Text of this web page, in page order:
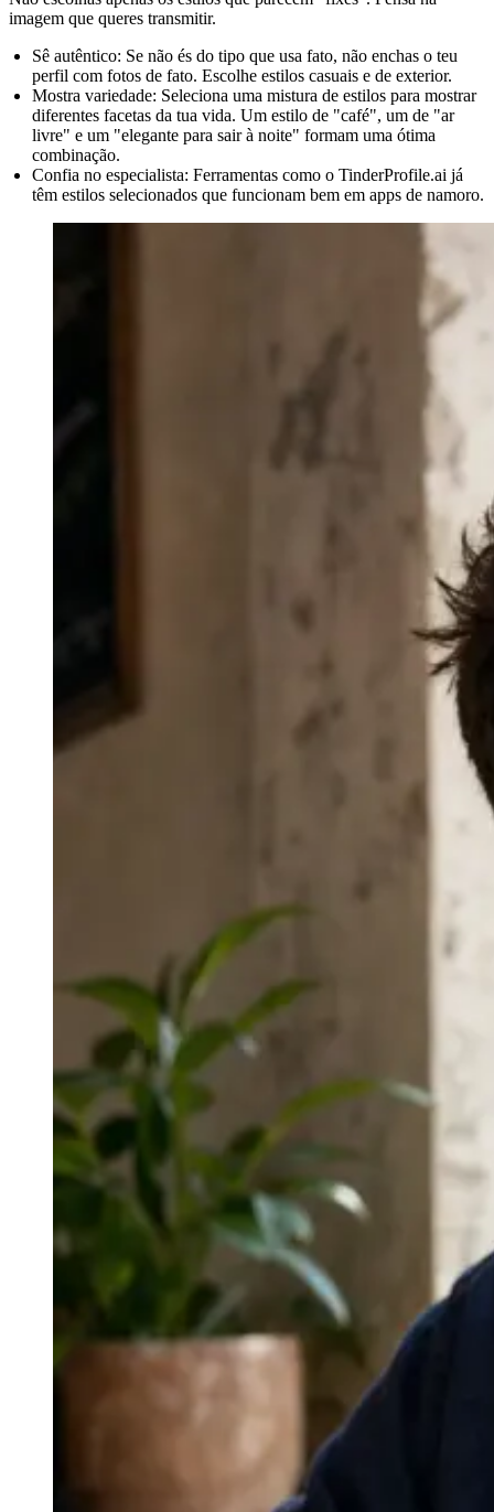
imagem que queres transmitir.
Sê autêntico: Se não és do tipo que usa fato, não enchas o teu
perfil com fotos de fato. Escolhe estilos casuais e de exterior.
Mostra variedade: Seleciona uma mistura de estilos para mostrar
diferentes facetas da tua vida. Um estilo de "café", um de "ar
livre" e um "elegante para sair à noite" formam uma ótima
combinação.
Confia no especialista: Ferramentas como o TinderProfile.ai já
têm estilos selecionados que funcionam bem em apps de namoro.